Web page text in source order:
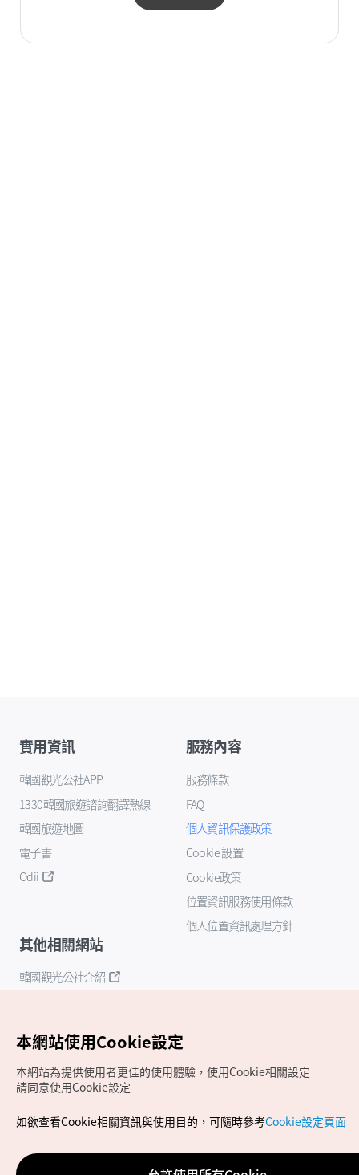
實用資訊
韓國觀光公社APP
1330韓國旅遊諮詢翻譯熱線
韓國旅遊地圖
電子書
Odii
服務內容
服務條款
FAQ
個人資訊保護政策
Cookie 設置
Cookie政策
位置資訊服務使用條款
個人位置資訊處理方針
其他相關網站
韓國觀光公社介紹
Copyrights (c) 韓國觀光公社版權所有
如有相關疑問或建議，歡迎來信至官方信箱
chinese_big5@knto.or.kr
本網站使用Cookie設定
本網站為提供使用者更佳的使用體驗，使用Cookie相關設定
請同意使用Cookie設定
如欲查看Cookie相關資訊與使用目的，可隨時參考Cookie設定頁面